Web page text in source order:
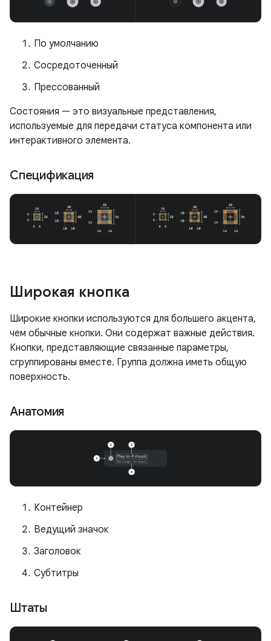
По умолчанию
Сосредоточенный
Прессованный
Состояния — это визуальные представления,
используемые для передачи статуса компонента или
интерактивного элемента.
Спецификация
Широкая кнопка
Широкие кнопки используются для большего акцента,
чем обычные кнопки. Они содержат важные действия.
Кнопки, представляющие связанные параметры,
сгруппированы вместе. Группа должна иметь общую
поверхность.
Анатомия
Контейнер
Ведущий значок
Заголовок
Субтитры
Штаты